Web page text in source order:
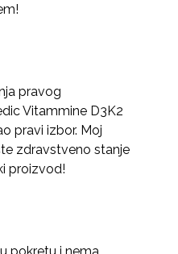
pravog
Vitammine D3K2
pravi izbor. Moj
zdravstveno stanje
proizvod!
pokretu i nema